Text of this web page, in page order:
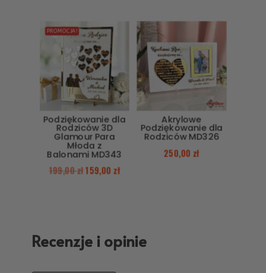
PROMOCJA!
Podziękowanie dla
Rodziców 3D
Glamour Para
Młoda z
Balonami MD343
199,00 zł159,00 zł
Akrylowe
Podziękowanie dla
Rodziców MD326
250,00 zł
Recenzje i opinie